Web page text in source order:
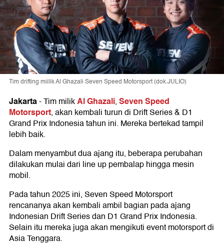
Tim drifting miilik Al Ghazali Seven Speed Motorsport (dok.JULIO)
Jakarta-Tim milikAl Ghazali,Seven Speed
Motorsport, akan kembali turun di Drift Series & D1
Grand Prix Indonesia tahun ini. Mereka bertekad tampil
lebih baik.
Dalam menyambut dua ajang itu, beberapa perubahan
dilakukan mulai dari line up pembalap hingga mesin
mobil.
Pada tahun 2025 ini, Seven Speed Motorsport
rencananya akan kembali ambil bagian pada ajang
Indonesian Drift Series dan D1 Grand Prix Indonesia.
Selain itu mereka juga akan mengikuti event motorsport di
Asia Tenggara.